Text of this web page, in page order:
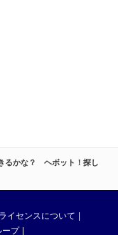
るかな？ ヘボット！探し
ライセンスについて
ープ